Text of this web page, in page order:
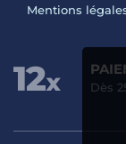
Mentions
Dès